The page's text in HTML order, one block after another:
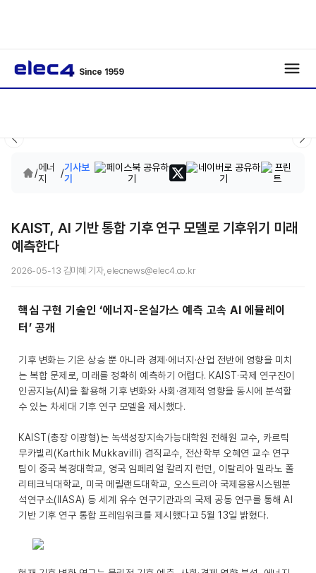
Since 1959
/에너
지
/기사보
기
KAIST, AI 기반 통합 기후 연구 모델로 기후위기 미래
예측한다
2026-05-13 김미혜 기자, elecnews@elec4.co.kr
핵심 구현 기술인 ‘에너지-온실가스 예측 고속 AI 에뮬레이
터’ 공개
기후 변화는 기온 상승 뿐 아니라 경제·에너지·산업 전반에 영향을 미치
는 복합 문제로, 미래를 정확히 예측하기 어렵다. KAIST·국제 연구진이
인공지능(AI)을 활용해 기후 변화와 사회·경제적 영향을 동시에 분석할
수 있는 차세대 기후 연구 모델을 제시했다.
KAIST(총장 이광형)는 녹색성장지속가능대학원 전해원 교수, 카르틱
무카빌리(Karthik Mukkavilli) 겸직교수, 전산학부 오혜연 교수 연구
팀이 중국 북경대학교, 영국 임페리얼 칼리지 런던, 이탈리아 밀라노 폴
리테크닉대학교, 미국 메릴랜드대학교, 오스트리아 국제응용시스템분
석연구소(IIASA) 등 세계 유수 연구기관과의 국제 공동 연구를 통해 AI
기반 기후 연구 통합 프레임워크를 제시했다고 5월 13일 밝혔다.